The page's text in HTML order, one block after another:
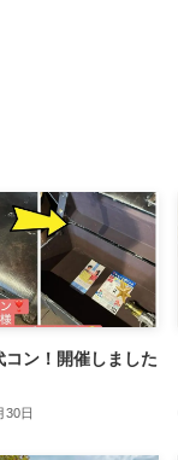
コン！開催しました
30日